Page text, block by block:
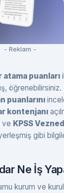
- Reklam -
atama puanları
öğrenebilirsiniz.
puanlarını
kontenjanı
ve KPSS
gibi
Ne İş
kurum ve